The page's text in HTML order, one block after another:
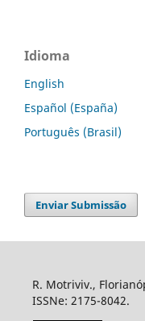
Idioma
English
Español (España)
Português (Brasil)
Enviar Submissão
R. Motriviv.,
ISSNe: 2175-8042.